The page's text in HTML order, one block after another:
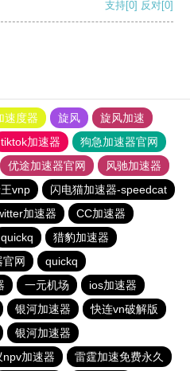
支持[0] 反对[0]
速度器 旋风
旋风加速
tiktok加速器
狗急加速器官网
优途加速器官网
风驰加速器
vnp
闪电猫加速器-speedcat
加速器
CC加速器
quickq
猎豹加速器
官网
quickq
一元机场
ios加速器
银河加速器
快连vn破解版
银河加速器
npv加速器 雷霆加速免费永久